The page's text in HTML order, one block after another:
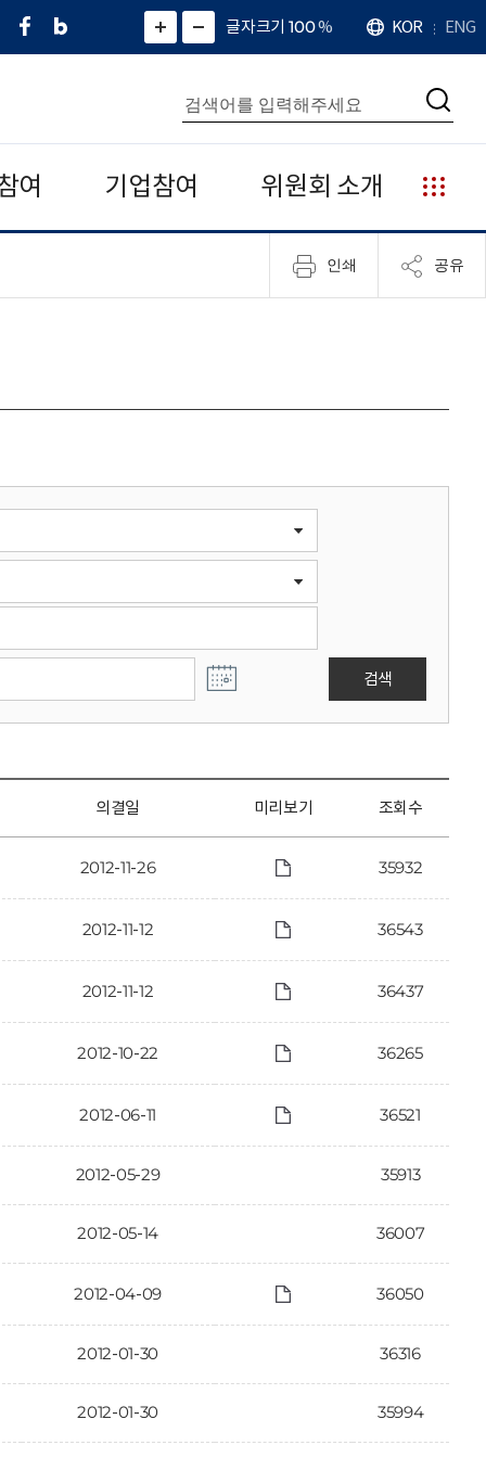
페
네
그
)
화
면
면
소
확
대
치
글자크기 100%
언
어
KOR ENG
통
합
검
색
검
여 기업참여 위원회 소개
누
리
집
안
인쇄 공유
검색
의결일 미리보기 조회수
2012-11-26 35932
2012-11-12 36543
2012-11-12 36437
2012-10-22 36265
2012-06-11 36521
2012-05-29 35913
2012-05-14 36007
2012-04-09 36050
2012-01-30 36316
2012-01-30 35994